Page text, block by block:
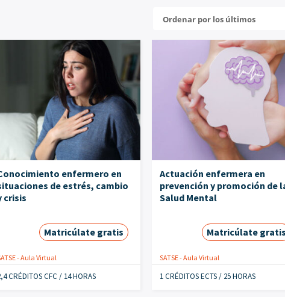
enfermero en
de estrés, cambio
crisis
Matricúlate gratis
- Aula Virtual
CRÉDITOS CFC / 14 HORAS
Actuación enfermera en
prevención y promoción de
Salud Mental
Matricúlate
SATSE - Aula Virtual
1 CRÉDITOS ECTS / 25 HORAS